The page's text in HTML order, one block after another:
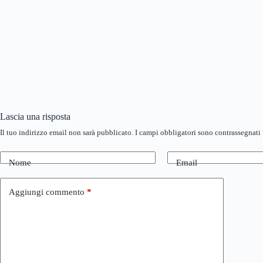
Lascia una risposta
Il tuo indirizzo email non sarà pubblicato. I campi obbligatori sono contrassegnati
Nome Email
Aggiungi commento *